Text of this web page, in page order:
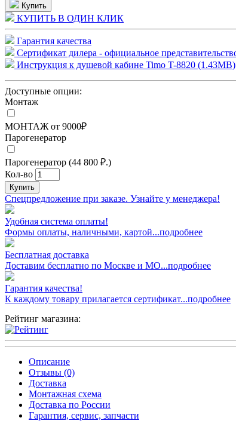
Купить
КУПИТЬ В ОДИН КЛИК
Гарантия качества
Сертификат дилера - официальное
Инструкция к душевой кабине Timo T-8820 (1.43MB)
Доступные опции:
Монтаж
МОНТАЖ от 9000₽
Парогенератор
Парогенератор (44 800 ₽.)
Кол-во
Купить
Спецпредложение при заказе. Узнайте у менеджера!
Удобная система оплаты!
Формы оплаты, наличными, картой...подробнее
Бесплатная доставка
Доставим бесплатно по Москве и МО...подробнее
Гарантия качества!
К каждому товару прилагается сертификат...подробнее
Рейтинг магазина:
Описание
Отзывы (0)
Доставка
Монтажная схема
Доставка по России
Гарантия, сервис, запчасти